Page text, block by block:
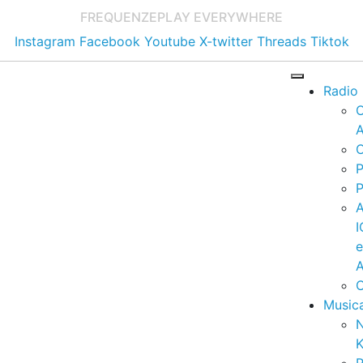
FREQUENZEPLAY EVERYWHERE
Instagram Facebook Youtube X-twitter Threads Tiktok
Radio
e